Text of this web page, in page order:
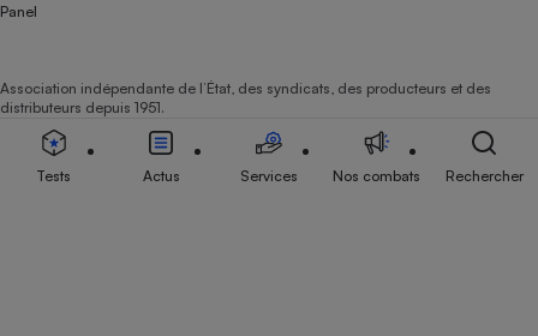
Panel
Association indépendante de l’État, des syndicats, des producteurs et des
distributeurs depuis 1951.
Tests Actus Services Nos combats Rechercher